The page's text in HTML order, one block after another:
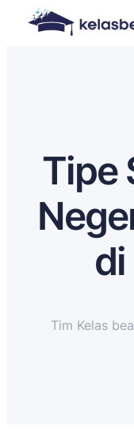
Tipe
Tim Kelas